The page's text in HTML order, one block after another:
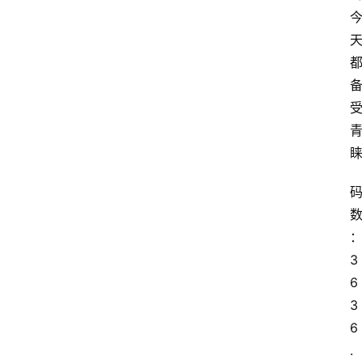
今
天
都
备
受
青
睐
码
数
：
3
6
3
6
.